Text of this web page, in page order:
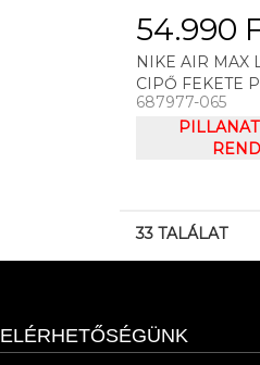
54.990
NIKE AIR MAX
CIPŐ FEKETE
687977-065
33 TALÁLAT
ELÉRHETŐSÉGÜNK